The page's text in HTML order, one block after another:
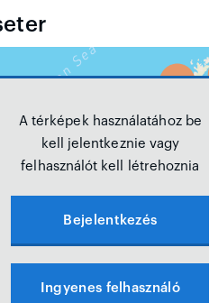
A térképek használatához be
kell jelentkeznie vagy
felhasználót kell létrehoznia
Bejelentkezés
Ingyenes felhasználó